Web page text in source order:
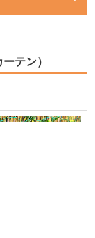
テン）